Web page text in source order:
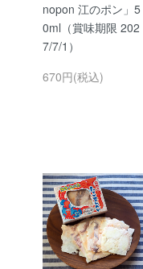
nopon 江のポン」5
0ml（賞味期限 202
7/7/1）
670円(税込)